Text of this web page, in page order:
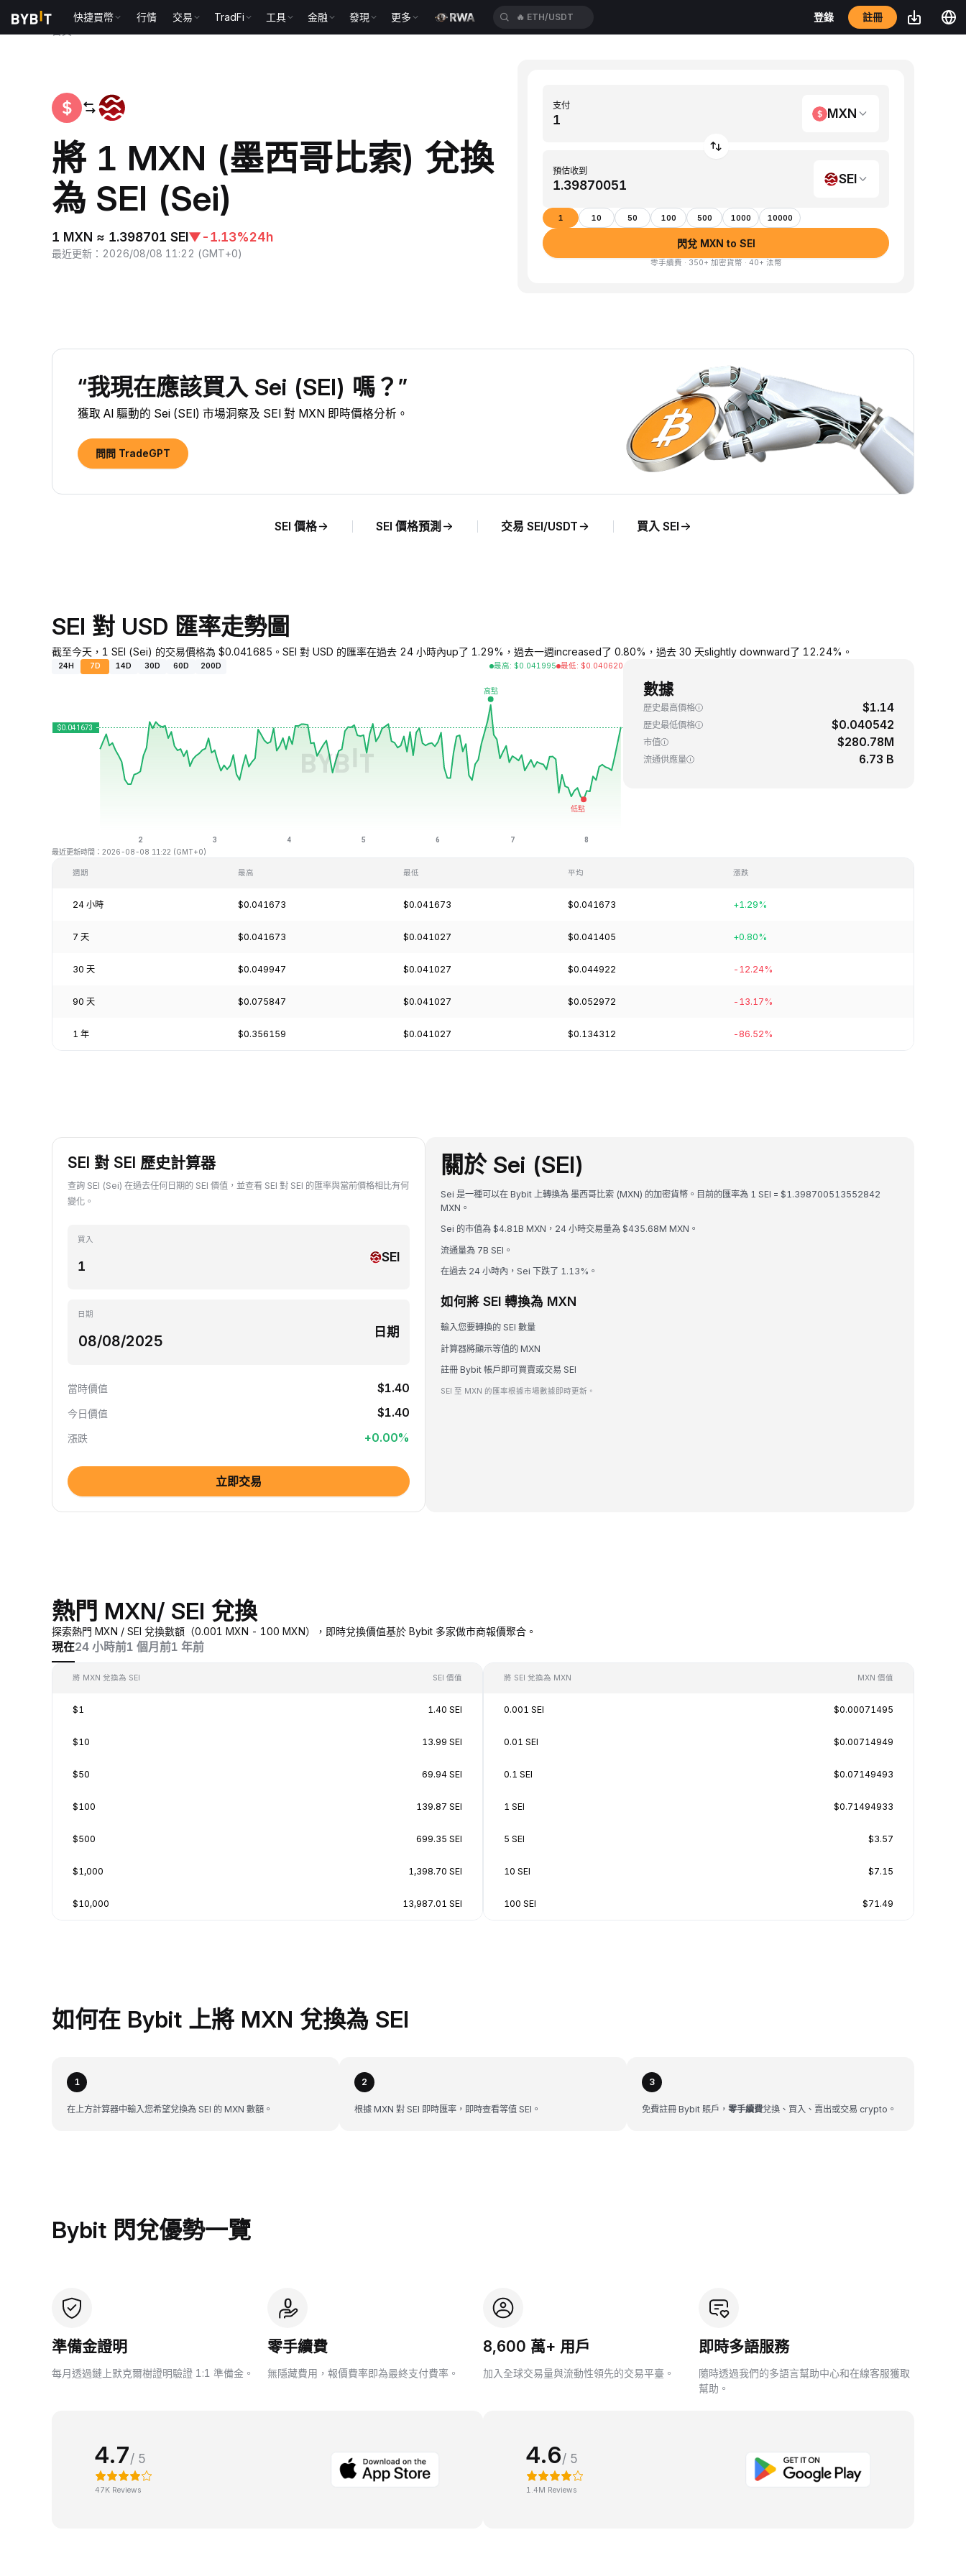
快捷買幣 行情 交易 TradFi 工具 金融 發現 更多 🔥 ETH/USDT 登錄 註冊
將 1 MXN (墨西哥比索) 兌換
為 SEI (Sei)
1 MXN ≈ 1.398701 SEI▼-1.13%24h
最近更新 ： 2026/08/08 11:22 (GMT+0)
支付
MXN
預估收到
SEI
1 10 50 100 500 1000 10000
閃兌 MXN to SEI
零手續費 · 350+ 加密貨幣 · 40+ 法幣
“我現在應該買入 Sei (SEI) 嗎？”
獲取 AI 驅動的 Sei (SEI) 市場洞察及 SEI 對 MXN 即時價格分析。
問問 TradeGPT
SEI 價格 SEI 價格預測 交易 SEI/USDT 買入 SEI
SEI 對 USD 匯率走勢圖
截至今天，1 SEI (Sei) 的交易價格為 $0.041685。SEI 對 USD 的匯率在過去 24 小時內up了 1.29%，過去一週increased了 0.80%，過去 30 天slightly downward了 12.24%。
24H 7D 14D 30D 60D 200D 最高: $0.041995 最低: $0.040620
最近更新時間：2026-08-08 11:22 (GMT+0)
數據
歷史最高價格 $1.14
歷史最低價格 $0.040542
市值 $280.78M
流通供應量 6.73 B
週期 最高 最低 平均 漲跌
24 小時 $0.041673 $0.041673 $0.041673 +1.29%
7 天 $0.041673 $0.041027 $0.041405 +0.80%
30 天 $0.049947 $0.041027 $0.044922 -12.24%
90 天 $0.075847 $0.041027 $0.052972 -13.17%
1 年 $0.356159 $0.041027 $0.134312 -86.52%
SEI 對 SEI 歷史計算器
查詢 SEI (Sei) 在過去任何日期的 SEI 價值，並查看 SEI 對 SEI 的匯率與當前價格相比有何
變化。
買入
SEI
日期
日期
當時價值 $1.40
今日價值 $1.40
漲跌 +0.00%
立即交易
關於 Sei (SEI)
Sei 是一種可以在 Bybit 上轉換為 墨西哥比索 (MXN) 的加密貨幣。目前的匯率為 1 SEI = $1.398700513552842
MXN。
Sei 的市值為 $4.81B MXN，24 小時交易量為 $435.68M MXN。
流通量為 7B SEI。
在過去 24 小時內，Sei 下跌了 1.13%。
如何將 SEI 轉換為 MXN
輸入您要轉換的 SEI 數量
計算器將顯示等值的 MXN
註冊 Bybit 帳戶即可買賣或交易 SEI
SEI 至 MXN 的匯率根據市場數據即時更新。
熱門 MXN/ SEI 兌換
探索熱門 MXN / SEI 兌換數額（0.001 MXN - 100 MXN），即時兌換價值基於 Bybit 多家做市商報價聚合。
現在24 小時前1 個月前1 年前
將 MXN 兌換為 SEI SEI 價值
$1 1.40 SEI
$10 13.99 SEI
$50 69.94 SEI
$100 139.87 SEI
$500 699.35 SEI
$1,000 1,398.70 SEI
$10,000 13,987.01 SEI
將 SEI 兌換為 MXN MXN 價值
0.001 SEI $0.00071495
0.01 SEI $0.00714949
0.1 SEI $0.07149493
1 SEI $0.71494933
5 SEI $3.57
10 SEI $7.15
100 SEI $71.49
如何在 Bybit 上將 MXN 兌換為 SEI
1
在上方計算器中輸入您希望兌換為 SEI 的 MXN 數額。
2
根據 MXN 對 SEI 即時匯率，即時查看等值 SEI。
3
免費註冊 Bybit 賬戶， 零手續費兌換、買入、賣出或交易 crypto。
Bybit 閃兌優勢一覽
準備金證明
每月透過鏈上默克爾樹證明驗證 1:1 準備金。
零手續費
無隱藏費用，報價費率即為最終支付費率。
8,600 萬+ 用戶
加入全球交易量與流動性領先的交易平臺。
即時多語服務
隨時透過我們的多語言幫助中心和在線客服獲取
幫助。
4.7/ 5
47K Reviews
4.6/ 5
1.4M Reviews